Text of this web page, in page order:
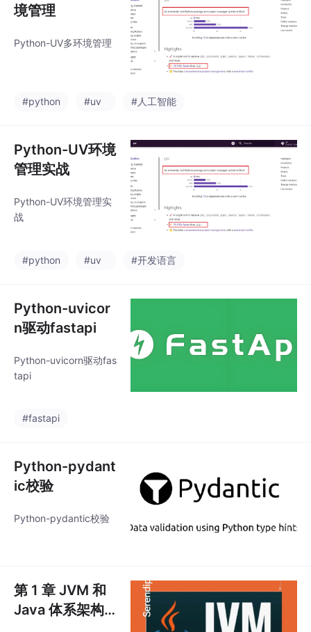
境管理
Python-UV多环境管理
#python #uv #人工智能
Python-UV环境
管理实战
Python-UV环境管理实
战
#python #uv #开发语言
Python-uvicor
n驱动fastapi
Python-uvicorn驱动fas
tapi
#fastapi
Python-pydant
ic校验
Python-pydantic校验
第 1 章 JVM 和
Java 体系架构_j